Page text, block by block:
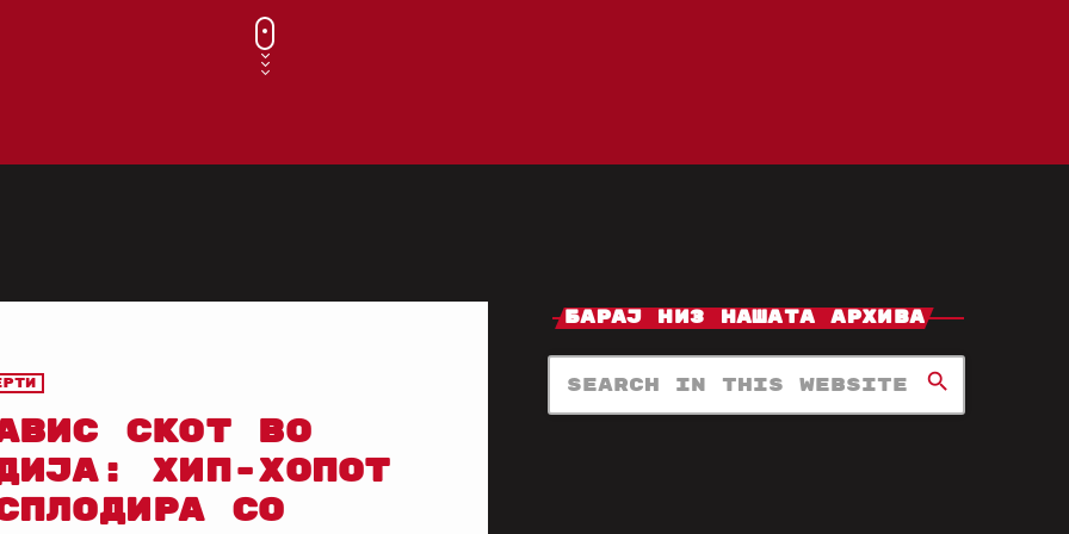
СКОТ ВО
ХИП-ХОПОТ
СО
Барај Низ Нашата Архива
search